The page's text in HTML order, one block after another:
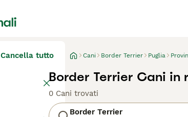
Cancella tutto Cani Border Terrier Puglia
Border Terrier Cani in
0 Cani trovati
Border Terrier